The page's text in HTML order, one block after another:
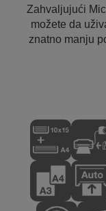
Zahvaljujući
možete da
znatno manju